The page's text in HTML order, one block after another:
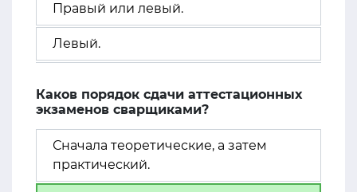
Правый или левый.
Левый.
Каков порядок сдачи аттестационных
экзаменов сварщиками?
Сначала теоретические, а затем
практический.